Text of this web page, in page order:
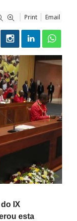
Print Email
IX
esta